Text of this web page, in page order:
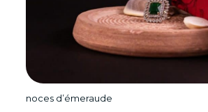
noces d’émeraude